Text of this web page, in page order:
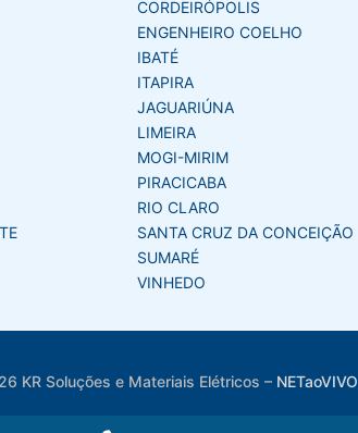
CORDEIRÓPOLIS
ENGENHEIRO COELHO
IBATÉ
ITAPIRA
JAGUARIÚNA
LIMEIRA
MOGI-MIRIM
PIRACICABA
RIO CLARO
SANTA CRUZ DA CONCEIÇÃO
SUMARÉ
VINHEDO
KR Soluções e Materiais Elétricos – NETaoVIVO